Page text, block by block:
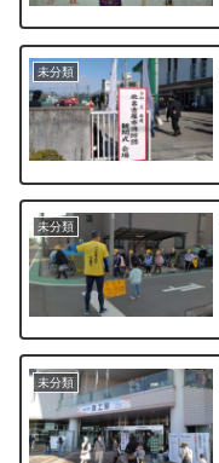
未分類
未分類
未分類